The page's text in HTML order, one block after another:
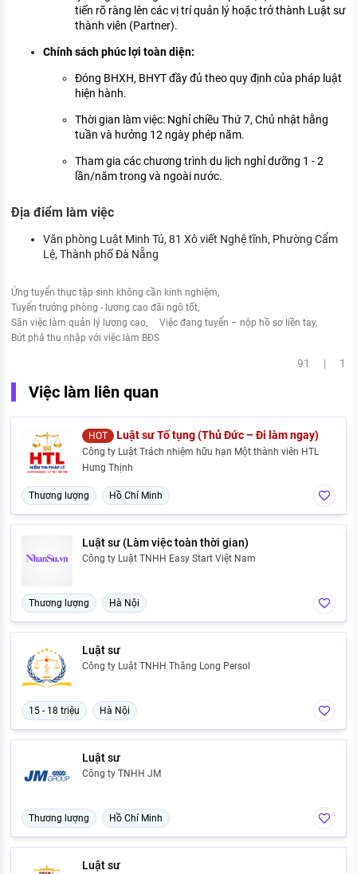
tiến rõ ràng lên các vị trí quản lý hoặc trở thành Luật sư
thành viên (Partner).
Chính sách phúc lợi toàn diện:
Đóng BHXH, BHYT đầy đủ theo quy định của pháp luật
hiện hành.
Thời gian làm việc: Nghỉ chiều Thứ 7, Chủ nhật hằng
tuần và hưởng 12 ngày phép năm.
Tham gia các chương trình du lịch nghỉ dưỡng 1 - 2
lần/năm trong và ngoài nước.
Địa điểm làm việc
Văn phòng Luật Minh Tú, 81 Xô viết Nghệ tĩnh, Phường Cẩm
Lệ, Thành phố Đà Nẵng
Ứng tuyển thực tập sinh không cần kinh nghiệm
Tuyển trưởng phòng - lương cao đãi ngộ tốt
Săn việc làm quản lý lương cao
Việc đang tuyển – nộp hồ sơ liền tay
Bứt phá thu nhập với việc làm BĐS
91 | 1
Việc làm liên quan
HOT Luật sư Tố tụng (Thủ Đức – Đi làm ngay)
Công ty Luật Trách nhiệm hữu hạn Một thành viên HTL
Hưng Thịnh
Thương lượng Hồ Chí Minh
Luật sư (Làm việc toàn thời gian)
Công ty Luật TNHH Easy Start Việt Nam
Thương lượng Hà Nội
Luật sư
Công ty Luật TNHH Thăng Long Persol
15 - 18 triệu Hà Nội
Luật sư
Công ty TNHH JM
Thương lượng Hồ Chí Minh
Luật sư